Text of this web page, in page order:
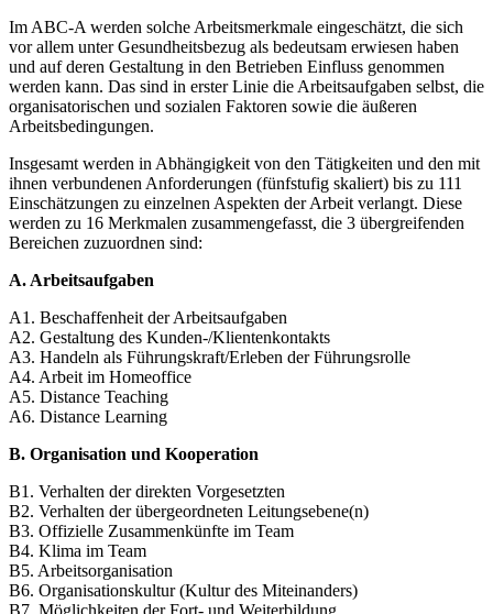
Im ABC-A werden solche Arbeitsmerkmale eingeschätzt, die sich
vor allem unter Gesundheitsbezug als bedeutsam erwiesen haben
und auf deren Gestaltung in den Betrieben Einfluss genommen
werden kann. Das sind in erster Linie die Arbeitsaufgaben selbst, die
organisatorischen und sozialen Faktoren sowie die äußeren
Arbeitsbedingungen.
Insgesamt werden in Abhängigkeit von den Tätigkeiten und den mit
ihnen verbundenen Anforderungen (fünfstufig skaliert) bis zu 111
Einschätzungen zu einzelnen Aspekten der Arbeit verlangt. Diese
werden zu 16 Merkmalen zusammengefasst, die 3 übergreifenden
Bereichen zuzuordnen sind:
A. Arbeitsaufgaben
A1. Beschaffenheit der Arbeitsaufgaben
A2. Gestaltung des Kunden-/Klientenkontakts
A3. Handeln als Führungskraft/Erleben der Führungsrolle
A4. Arbeit im Homeoffice
A5. Distance Teaching
A6. Distance Learning
B. Organisation und Kooperation
B1. Verhalten der direkten Vorgesetzten
B2. Verhalten der übergeordneten Leitungsebene(n)
B3. Offizielle Zusammenkünfte im Team
B4. Klima im Team
B5. Arbeitsorganisation
B6. Organisationskultur (Kultur des Miteinanders)
B7. Möglichkeiten der Fort- und Weiterbildung